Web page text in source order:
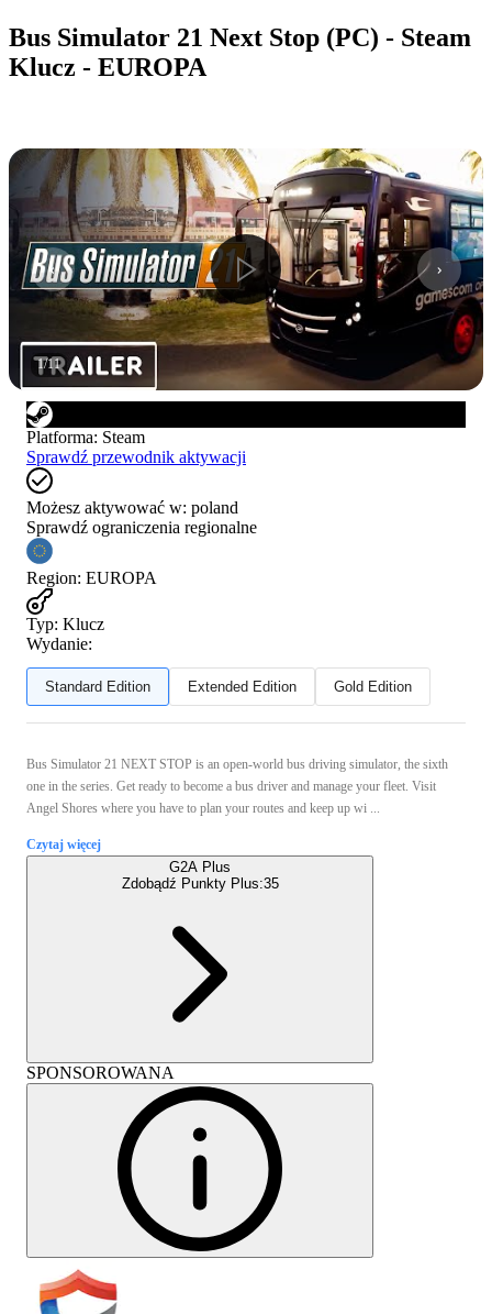
Bus Simulator 21 Next Stop (PC) - Steam
Klucz - EUROPA
1/11
Platforma: Steam
Sprawdź przewodnik aktywacji
Możesz aktywować w: poland
Sprawdź ograniczenia regionalne
Region: EUROPA
Typ: Klucz
Wydanie:
Standard Edition Extended Edition Gold Edition
Bus Simulator 21 NEXT STOP is an open-world bus driving simulator, the sixth
one in the series. Get ready to become a bus driver and manage your fleet. Visit
Angel Shores where you have to plan your routes and keep up wi ...
Czytaj więcej
G2A Plus
Zdobądź Punkty Plus:35
SPONSOROWANA